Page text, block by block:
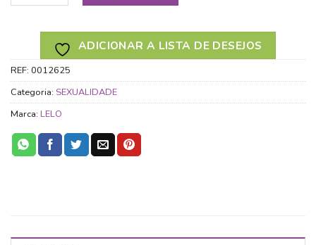
ADICIONAR A LISTA DE DESEJOS
REF: 0012625
Categoria: SEXUALIDADE
Marca: LELO